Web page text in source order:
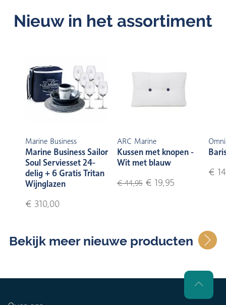
Nieuw in het assortiment
Marine Business
Marine Business Sailor
Soul Serviesset 24-
delig + 6 Gratis Tritan
Wijnglazen
€ 310,00
ARC Marine
Kussen met knopen -
Wit met blauw
€ 44,95€ 19,95
€
Bekijk meer nieuwe producten